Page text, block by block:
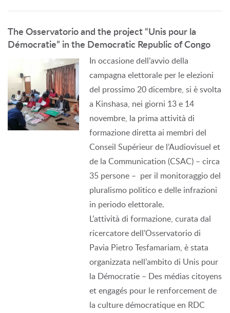
The Osservatorio and the project “Unis pour la
Démocratie” in the Democratic Republic of Congo
In occasione dell’avvio della
campagna elettorale per le elezioni
del prossimo 20 dicembre, si è svolta
a Kinshasa, nei giorni 13 e 14
novembre, la prima attività di
formazione diretta ai membri del
Conseil Supérieur de l’Audiovisuel et
de la Communication (CSAC) – circa
35 persone – per il monitoraggio del
pluralismo politico e delle infrazioni
in periodo elettorale.
L’attività di formazione, curata dal
ricercatore dell’Osservatorio di
Pavia Pietro Tesfamariam, è stata
organizzata nell’ambito di Unis pour
la Démocratie – Des médias citoyens
et engagés pour le renforcement de
la culture démocratique en RDC